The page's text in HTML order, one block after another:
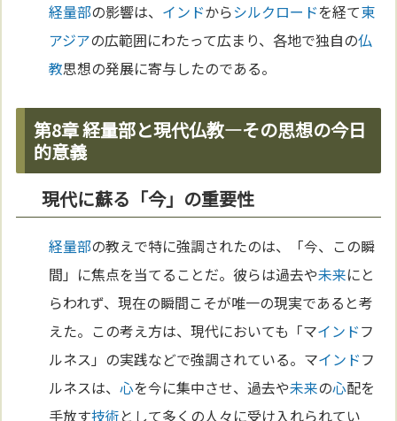
経量部の影響は、 インドからシルクロードを経て東
アジアの広範囲にわたって広まり、各地で独自の仏
教思想の発展に寄与したのである。
第8章 経量部と現代仏教―その思想の今日
的意義
現代に蘇る「今」の重要性
経量部の教えで特に強調されたのは、「今、この瞬
間」に焦点を当てることだ。彼らは過去や未来にと
らわれず、現在の瞬間こそが唯一の現実であると考
えた。この考え方は、現代においても「マインドフ
ルネス」の実践などで強調されている。マインドフ
ルネスは、心を今に集中させ、過去や未来の心配を
手放す技術として多くの人々に受け入れられてい